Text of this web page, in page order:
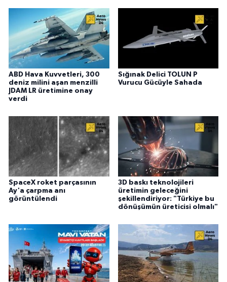
ABD Hava Kuvvetleri, 300
deniz milini aşan menzilli
JDAM LR üretimine onay
verdi
Sığınak Delici TOLUN P
Vurucu Gücüyle Sahada
SpaceX roket parçasının
Ay'a çarpma anı
görüntülendi
3D baskı teknolojileri
üretimin geleceğini
şekillendiriyor: "Türkiye bu
dönüşümün üreticisi olmalı"